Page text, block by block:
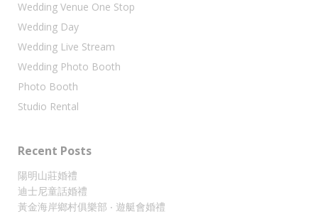
Wedding Venue One Stop
Wedding Day
Wedding Live Stream
Wedding Photo Booth
Photo Booth
Studio Rental
Recent Posts
陽明山莊婚禮
迪士尼童話婚禮
黃金海岸鄉村俱樂部 ‧ 遊艇會婚禮